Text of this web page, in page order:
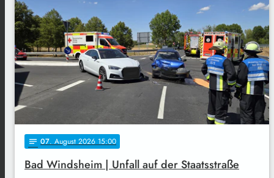
notes 07. August 2026 15:00
Bad Windsheim | Unfall auf der Staatsstraße